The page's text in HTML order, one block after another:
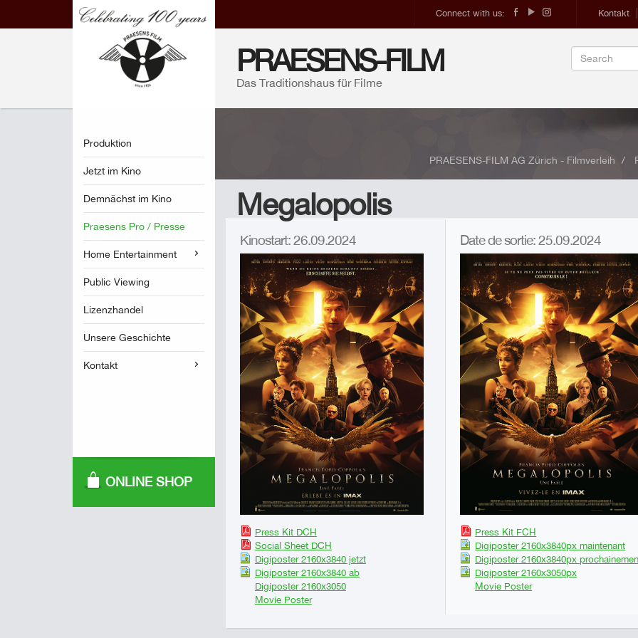
Kontakt
Connect with us:
PRAESENS-FILM
Das Traditionshaus für Filme
Produktion
Jetzt im Kino
Demnächst im Kino
Praesens Pro / Presse
Home Entertainment
Public Viewing
Lizenzhandel
Unsere Geschichte
Kontakt
ONLINE SHOP
PRAESENS-FILM AG Zürich - Filmverleih
Megalopolis
Kinostart: 26.09.2024
Press Kit DCH
Social Sheet DCH
Digiposter 2160x3840 jetzt
Digiposter 2160x3840 ab
Digiposter 2160x3050
Movie Poster
Date de sortie: 25.09.2024
Press Kit FCH
Digiposter 2160x3840px maintenant
Digiposter 2160x3840px
Digiposter 2160x3050px
Movie Poster